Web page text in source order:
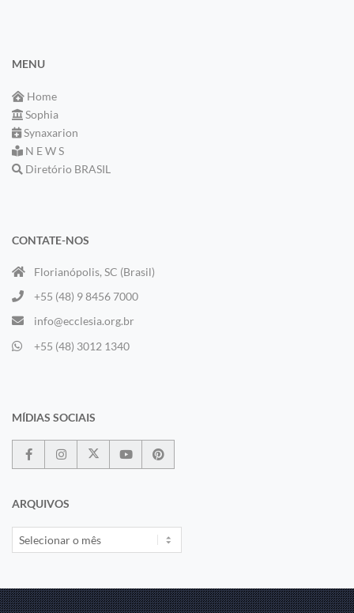
MENU
Home
Sophia
Synaxarion
N E W S
Diretório BRASIL
CONTATE-NOS
Florianópolis, SC (Brasil)
+55 (48) 9 8456 7000
info@ecclesia.org.br
+55 (48) 3012 1340
MÍDIAS SOCIAIS
ARQUIVOS